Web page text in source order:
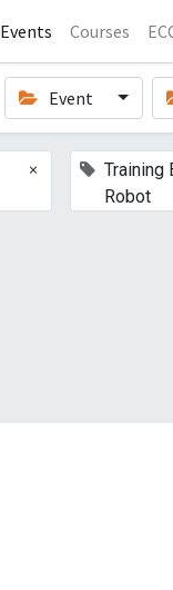
Events Courses
Event
×
Training
Robot